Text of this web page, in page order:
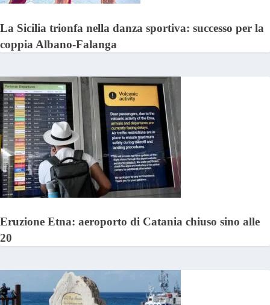
La Sicilia trionfa nella danza sportiva: successo per la
coppia Albano-Falanga
Eruzione Etna: aeroporto di Catania chiuso sino alle
20